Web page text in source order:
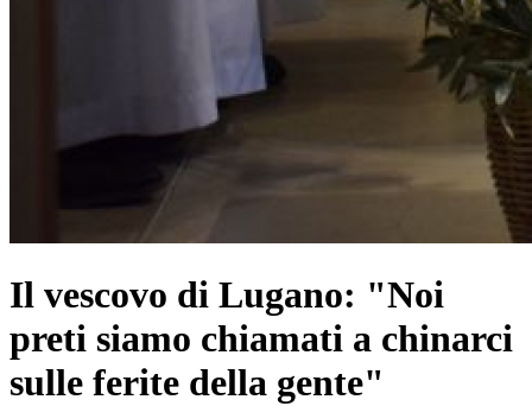
Il vescovo di Lugano: "Noi
preti siamo chiamati a chinarci
sulle ferite della gente"